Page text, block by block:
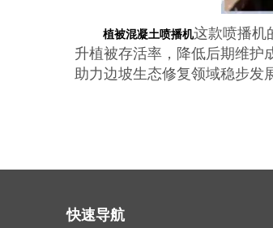
植被混凝土喷播机这款喷播机
升植被存活率，降低后期维护
助力边坡生态修复领域稳步发
快速导航